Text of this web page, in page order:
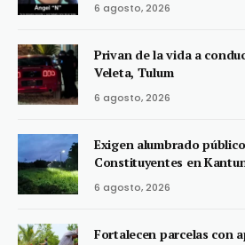
6 agosto, 2026
Privan de la vida a
Veleta, Tulum
6 agosto, 2026
Exigen alumbrado
Constituyentes en
6 agosto, 2026
Fortalecen parcelas con